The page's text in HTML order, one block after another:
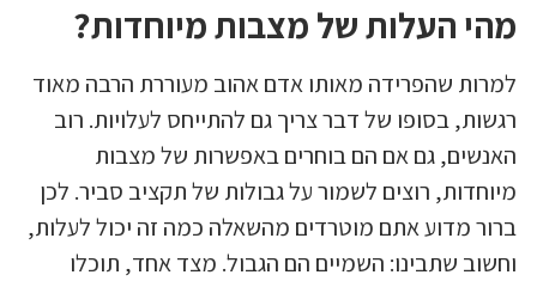
מהי העלות של מצבות מיוחדות?
למרות שהפרידה מאותו אדם אהוב מעוררת הרבה מאוד
רגשות, בסופו של דבר צריך גם להתייחס לעלויות. רוב
האנשים, גם אם הם בוחרים באפשרות של מצבות
מיוחדות, רוצים לשמור על גבולות של תקציב סביר. לכן
ברור מדוע אתם מוטרדים מהשאלה כמה זה יכול לעלות,
וחשוב שתבינו: השמיים הם הגבול. מצד אחד, תוכלו